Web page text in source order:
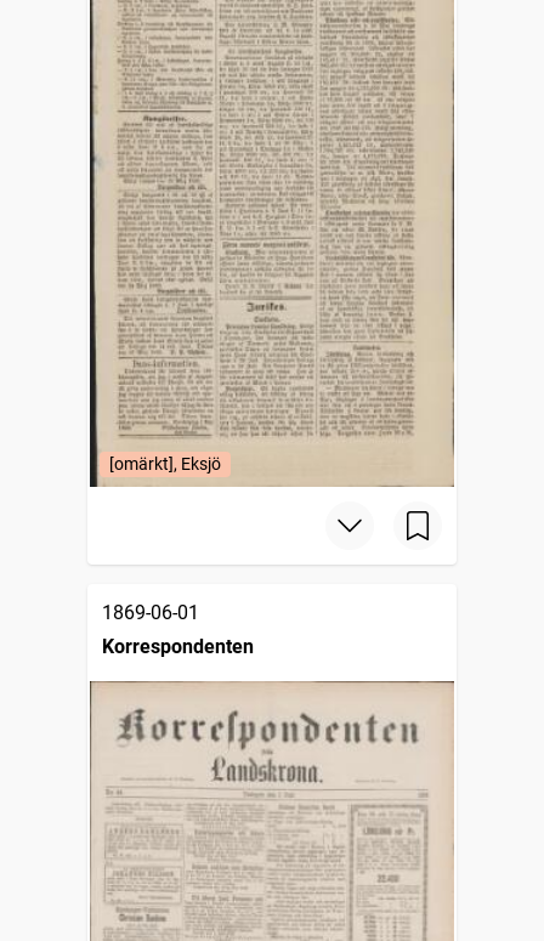
[omärkt], Eksjö
1869-06-01
Korrespondenten